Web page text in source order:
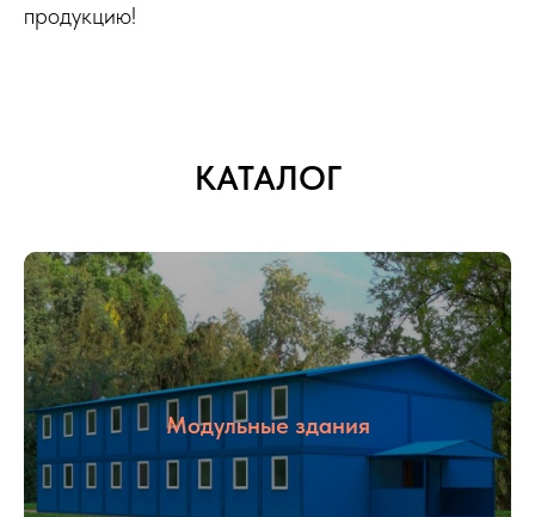
продукцию!
КАТАЛОГ
Модульные здания